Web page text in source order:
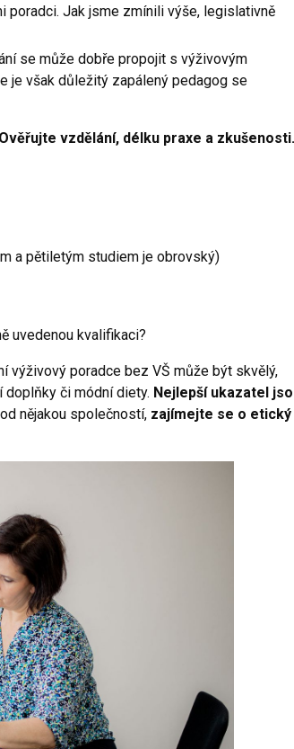
poradci. Jak jsme zmínili výše, legislativně
se může dobře propojit s výživovým
je však důležitý zapálený pedagog se
Ověřujte vzdělání, délku praxe a zkušenosti.
a pětiletým studiem je obrovský)
uvedenou kvalifikaci?
výživový poradce bez VŠ může být skvělý,
doplňky či módní diety. Nejlepší ukazatel
nějakou společností, zajímejte se o etický